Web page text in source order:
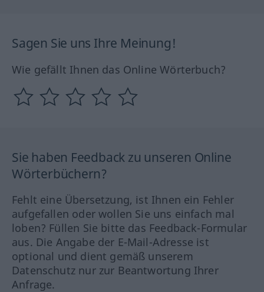
Sagen Sie uns Ihre Meinung!
Wie gefällt Ihnen das Online Wörterbuch?
Sie haben Feedback zu unseren Online
Wörterbüchern?
Fehlt eine Übersetzung, ist Ihnen ein Fehler
aufgefallen oder wollen Sie uns einfach mal
loben? Füllen Sie bitte das Feedback-Formular
aus. Die Angabe der E-Mail-Adresse ist
optional und dient gemäß unserem
Datenschutz nur zur Beantwortung Ihrer
Anfrage.